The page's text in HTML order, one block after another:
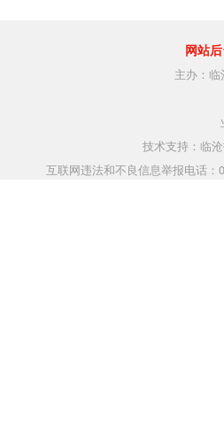
网站
主办：
技术支持：临
互联网违法和不良信息举报电话